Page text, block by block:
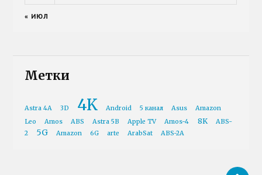
« ИЮЛ
Метки
Astra 4A 3D 4K Android 5 канал Asus
Amazon
Leo
Amos ABS Astra 5B Apple TV Amos-4 8K
ABS-
2
5G Amazon 6G arte ArabSat ABS-2A